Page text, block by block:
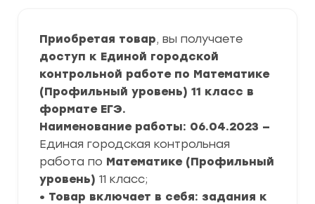
Приобретая товар, вы получаете
доступ к Единой городской
контрольной работе по Математике
(Профильный уровень) 11 класс в
формате ЕГЭ.
Наименование работы: 06.04.2023 —
Единая городская контрольная
работа по Математике (Профильный
уровень) 11 класс;
• Товар включает в себя: задания к